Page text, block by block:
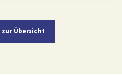
zur Übersicht